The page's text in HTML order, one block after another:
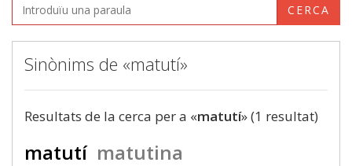
CERCA
Sinònims de «matutí»
Resultats de la cerca per a «matutí» (1 resultat)
matutí matutina